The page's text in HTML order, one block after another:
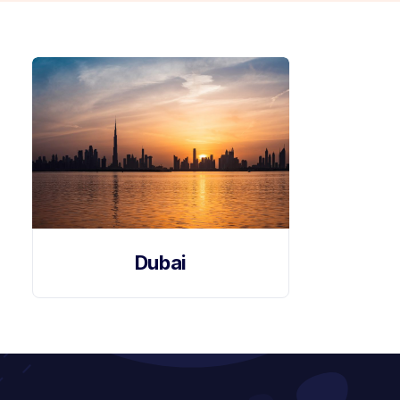
🎯 Neden Birlesik Arap
Birlesik Arap Emirlikleri dil okuluprogramları; batı
Üstelik Türkiye’ye yakınlığı ve vizesiz seyahat
Buna ek olarak, yıl boyunca güneşli iklimi sayesinde
Dubai